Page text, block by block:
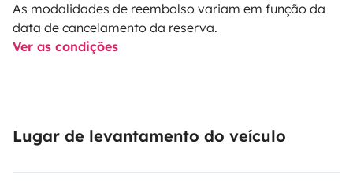
As modalidades de reembolso variam em função da
data de cancelamento da reserva.
Ver as condições
Lugar de levantamento do veículo